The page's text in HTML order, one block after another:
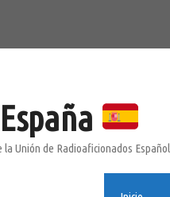
la Unión de Radioaficionados